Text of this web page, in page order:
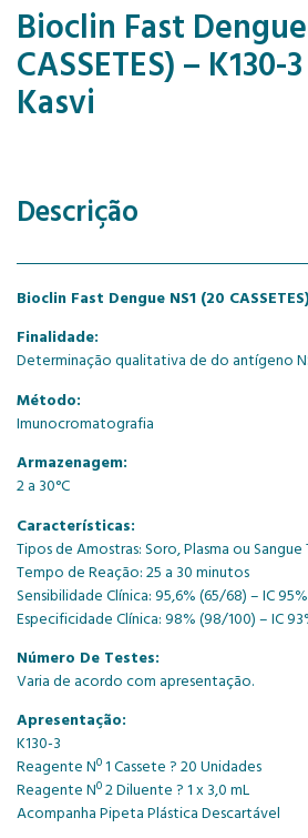
Bioclin Fast
CASSETES) – K130-
Kasvi
Descrição
Bioclin Fast Dengue NS1 (20
Finalidade:
Determinação qualitativa de do antígeno
Método:
Imunocromatografia
Armazenagem:
2 a 30°C
Características:
Tipos de Amostras: Soro, Plasma ou
Tempo de Reação: 25 a 30 minutos
Sensibilidade Clínica: 95,6% (65/68) – IC
Especificidade Clínica: 98% (98/100) – IC
Número De Testes:
Varia de acordo com apresentação.
Apresentação:
K130-3
Reagente Nº 1 Cassete ? 20 Unidades
Reagente Nº 2 Diluente ? 1 x 3,0 mL
Acompanha Pipeta Plástica Descartável